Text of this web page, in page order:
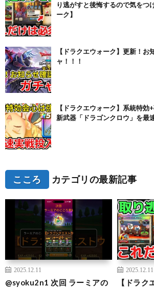
り逃がすと後悔するので気をつ
ーク】
【ドラクエウォーク】更新！お
ャ！！！
【ドラクエウォーク】系統特効
新武器「ドラゴンクロウ」を最
こころ カテゴリの最新記事
2025.12.11
@syoku2n1 次回 ラーミアの
2025.12.11
【ドラ